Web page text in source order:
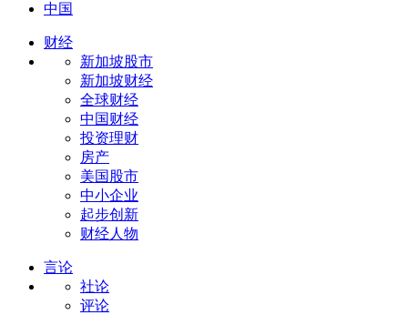
中国
财经
新加坡股市
新加坡财经
全球财经
中国财经
投资理财
房产
美国股市
中小企业
起步创新
财经人物
言论
社论
评论